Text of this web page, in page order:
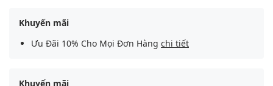
Khuyến mãi
Ưu Đãi 10% Cho Mọi Đơn Hàng chi tiết
Khuyến mãi